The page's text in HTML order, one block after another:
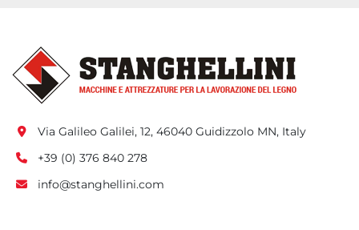
Via Galileo Galilei, 12, 46040 Guidizzolo MN, Italy
+39 (0) 376 840 278
info@stanghellini.com